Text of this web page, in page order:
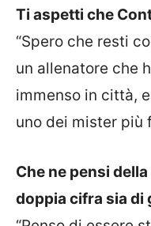
Ti aspetti che
“Spero che resti
un allenatore che
immenso in città,
uno dei mister più
Che ne pensi
doppia cifra sia di